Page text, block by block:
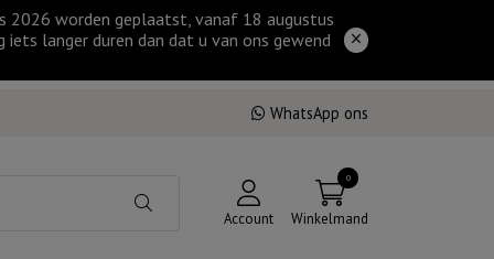
2026 worden geplaatst, vanaf 18 augustus
langer duren dan dat u van ons gewend
WhatsApp ons
Account
0
Winkelmand